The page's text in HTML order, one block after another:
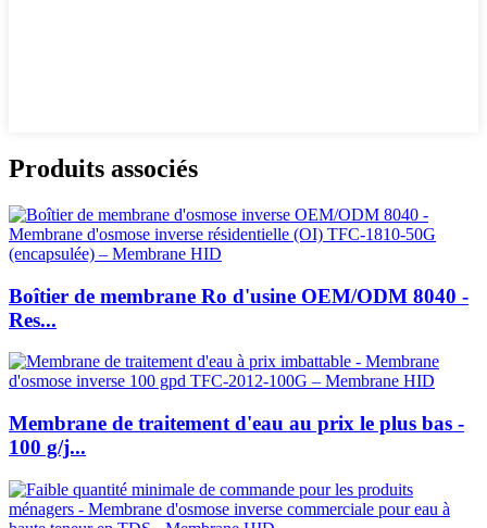
Produits associés
Boîtier de membrane Ro d'usine OEM/ODM 8040 -
Res...
Membrane de traitement d'eau au prix le plus bas -
100 g/j...